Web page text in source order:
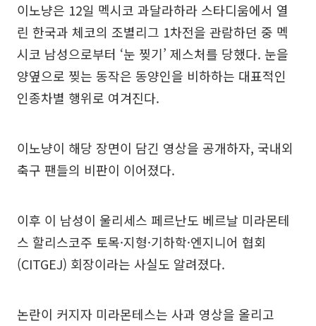
이노냥은 12일 멕시코 과달라하라 스타디움에서 열
린 한국과 체코의 조별리그 1차전을 관람하던 중 멕
시코 남성으로부터 ‘눈 찢기’ 제스처를 당했다. 눈을
양옆으로 찢는 동작은 동양인을 비하하는 대표적인
인종차별 행위로 여겨진다.
이노냥이 해당 장면이 담긴 영상을 공개하자, 국내외
축구 팬들의 비판이 이어졌다.
이후 이 남성이 울리세스 페르난도 베르날 미라몬테
스 할리스코주 토목·지형·기하학·엔지니어 협회
(CITGEJ) 회장이라는 사실도 알려졌다.
논란이 커지자 미라몬테스는 사과 영상을 올리고